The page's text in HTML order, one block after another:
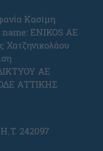
Κασίμη
name: ENIKOS AE
Χατζηνικολάου
ΑΕ
ΑΤΤΙΚΗΣ
242097